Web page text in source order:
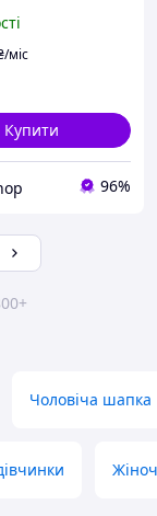
/міс
Купити
96%
Чоловіча шапка